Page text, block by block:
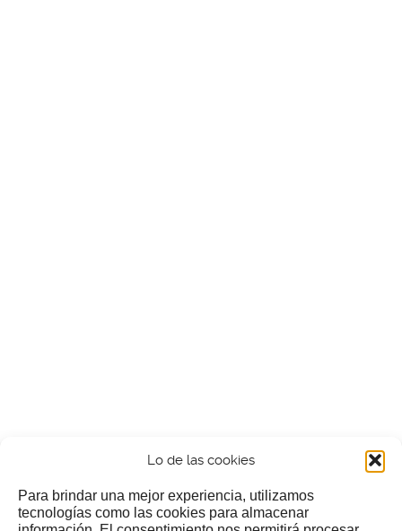
Lo de las cookies
Para brindar una mejor experiencia, utilizamos
tecnologías como las cookies para almacenar